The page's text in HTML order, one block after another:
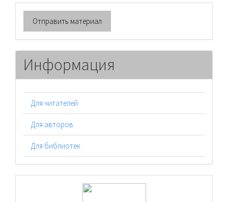
Отправить
материал
Отправить материал
Информация
Для читателей
Для авторов
Для библиотек